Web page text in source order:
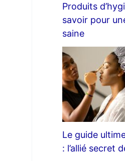
Produits
savoir pour
saine
Le guide
: l’allié secret